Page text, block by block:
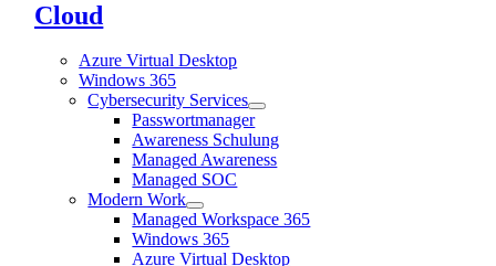
Cloud
Azure Virtual Desktop
Windows 365
Cybersecurity Services
Passwortmanager
Awareness Schulung
Managed Awareness
Managed SOC
Modern Work
Managed Workspace 365
Windows 365
Azure Virtual Desktop